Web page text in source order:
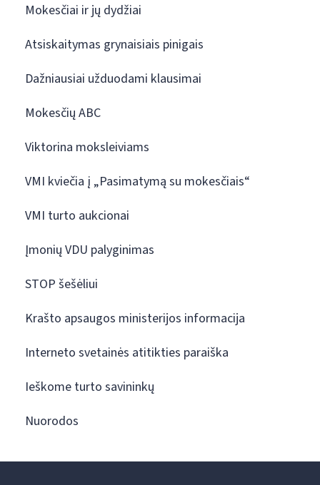
Mokesčiai ir jų dydžiai
Atsiskaitymas grynaisiais pinigais
Dažniausiai užduodami klausimai
Mokesčių ABC
Viktorina moksleiviams
VMI kviečia į „Pasimatymą su mokesčiais“
VMI turto aukcionai
Įmonių VDU palyginimas
STOP šešėliui
Krašto apsaugos ministerijos informacija
Interneto svetainės atitikties paraiška
Ieškome turto savininkų
Nuorodos